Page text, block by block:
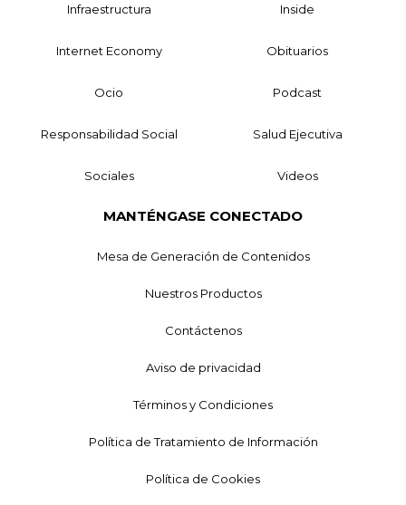
Infraestructura Inside
Internet Economy Obituarios
Ocio Podcast
Responsabilidad Social Salud Ejecutiva
Sociales Videos
MANTÉNGASE CONECTADO
Mesa de Generación de Contenidos
Nuestros Productos
Contáctenos
Aviso de privacidad
Términos y Condiciones
Política de Tratamiento de Información
Política de Cookies